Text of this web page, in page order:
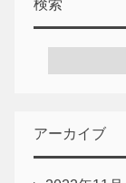
検索
アーカイブ